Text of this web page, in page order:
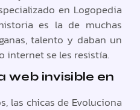
en Logopedia
es la de muchas
talento y daban un
internet se les resistía.
web invisible en
las chicas de Evoluciona